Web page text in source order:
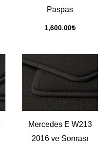
Paspas
1,600.00₺
Mercedes E W213
2016 ve Sonrası